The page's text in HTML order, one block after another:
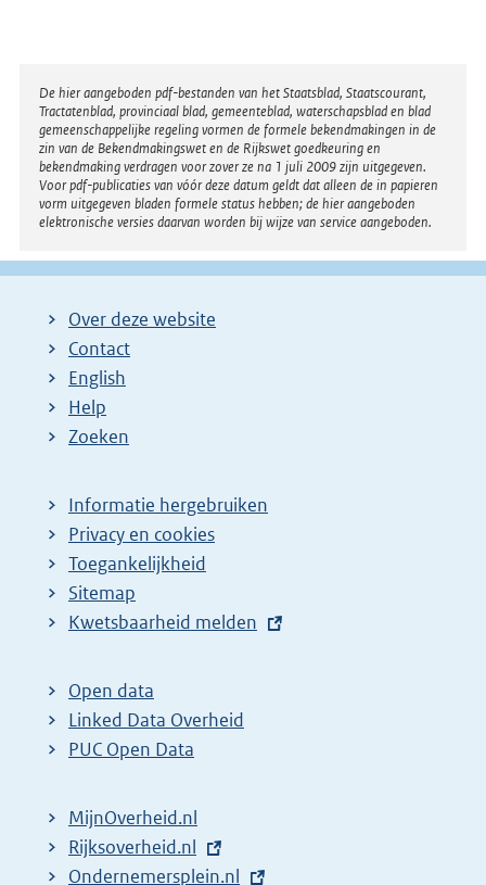
Disclaimer
De hier aangeboden pdf-bestanden van het Staatsblad, Staatscourant,
Tractatenblad, provinciaal blad, gemeenteblad, waterschapsblad en blad
gemeenschappelijke regeling vormen de formele bekendmakingen in de
zin van de Bekendmakingswet en de Rijkswet goedkeuring en
bekendmaking verdragen voor zover ze na 1 juli 2009 zijn uitgegeven.
Voor pdf-publicaties van vóór deze datum geldt dat alleen de in papieren
vorm uitgegeven bladen formele status hebben; de hier aangeboden
elektronische versies daarvan worden bij wijze van service aangeboden.
Over deze website
Contact
English
Help
Zoeken
Informatie hergebruiken
Privacy en cookies
Toegankelijkheid
Sitemap
E
t
e
r
l
i
Kwetsbaarheid melden
Open data
Linked Data Overheid
PUC Open Data
MijnOverheid.nl
E
x
Rijksoverheid.nl
E
Ondernemersplein.nl